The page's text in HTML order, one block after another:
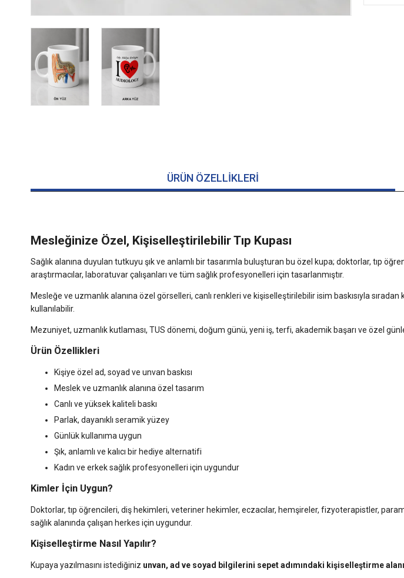
ÜRÜN ÖZELLIKLERI
Mesleğinize Özel, Kişiselleştirilebilir Tıp Kupası
Sağlık alanına duyulan tutkuyu şık ve anlamlı bir tasarımla buluşturan bu özel kupa; doktorlar, tıp
araştırmacılar, laboratuvar çalışanları ve tüm sağlık profesyonelleri için tasarlanmıştır.
Mesleğe ve uzmanlık alanına özel görselleri, canlı renkleri ve kişiselleştirilebilir isim baskısıyla
kullanılabilir.
Mezuniyet, uzmanlık kutlaması, TUS dönemi, doğum günü, yeni iş, terfi, akademik başarı ve özel
Ürün Özellikleri
Kişiye özel ad, soyad ve unvan baskısı
Meslek ve uzmanlık alanına özel tasarım
Canlı ve yüksek kaliteli baskı
Parlak, dayanıklı seramik yüzey
Günlük kullanıma uygun
Şık, anlamlı ve kalıcı bir hediye alternatifi
Kadın ve erkek sağlık profesyonelleri için uygundur
Kimler İçin Uygun?
Doktorlar, tıp öğrencileri, diş hekimleri, veteriner hekimler, eczacılar, hemşireler, fizyoterapistler,
sağlık alanında çalışan herkes için uygundur.
Kişiselleştirme Nasıl Yapılır?
Kupaya yazılmasını istediğiniz unvan, ad ve soyad bilgilerini sepet adımındaki kişiselleştirme